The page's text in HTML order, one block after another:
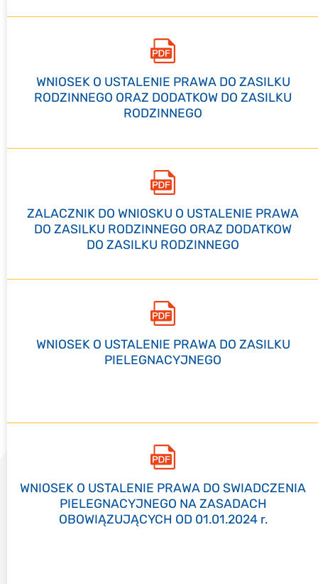
WNIOSEK O USTALENIE PRAWA DO ZASILKU
RODZINNEGO ORAZ DODATKOW DO ZASILKU
RODZINNEGO
ZALACZNIK DO WNIOSKU O USTALENIE PRAWA
DO ZASILKU RODZINNEGO ORAZ DODATKOW
DO ZASILKU RODZINNEGO
WNIOSEK O USTALENIE PRAWA DO ZASILKU
PIELEGNACYJNEGO
WNIOSEK O USTALENIE PRAWA DO SWIADCZENIA
PIELEGNACYJNEGO NA ZASADACH
OBOWIĄZUJĄCYCH OD 01.01.2024 r.